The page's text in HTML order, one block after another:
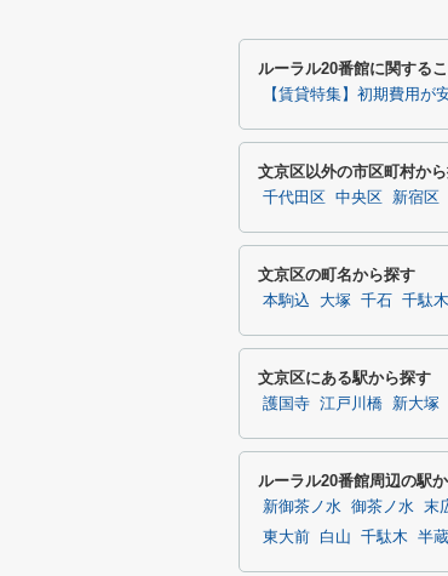
ルーラル20番館に関する
【賃貸特集】初期費用が
文京区以外の市区町村か
千代田区 中央区 新宿区
文京区の町名から探す
本駒込 大塚 千石 千駄木
文京区にある駅から探す
護国寺 江戸川橋 新大塚
ルーラル20番館周辺の駅
新御茶ノ水 御茶ノ水 末
東大前
白山 千駄木 半